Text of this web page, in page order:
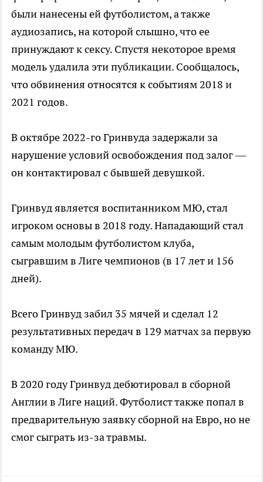
были нанесены ей футболистом, а также
аудиозапись, на которой слышно, что ее
принуждают к сексу. Спустя некоторое время
модель удалила эти публикации. Сообщалось,
что обвинения относятся к событиям 2018 и
2021 годов.
В октябре 2022-го Гринвуда задержали за
нарушение условий освобождения под залог —
он контактировал с бывшей девушкой.
Гринвуд является воспитанником МЮ, стал
игроком основы в 2018 году. Нападающий стал
самым молодым футболистом клуба,
сыгравшим в Лиге чемпионов (в 17 лет и 156
дней).
Всего Гринвуд забил 35 мячей и сделал 12
результативных передач в 129 матчах за первую
команду МЮ.
В 2020 году Гринвуд дебютировал в сборной
Англии в Лиге наций. Футболист также попал в
предварительную заявку сборной на Евро, но не
смог сыграть из-за травмы.